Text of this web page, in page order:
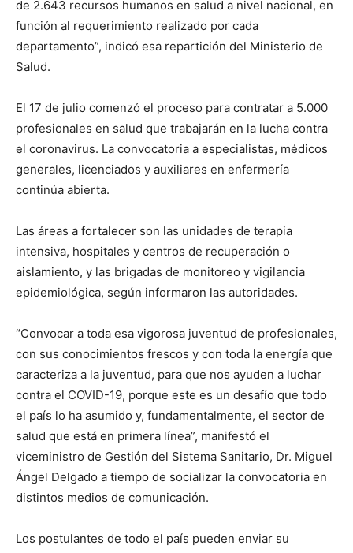
de 2.643 recursos humanos en salud a nivel nacional, en
función al requerimiento realizado por cada
departamento”, indicó esa repartición del Ministerio de
Salud.
El 17 de julio comenzó el proceso para contratar a 5.000
profesionales en salud que trabajarán en la lucha contra
el coronavirus. La convocatoria a especialistas, médicos
generales, licenciados y auxiliares en enfermería
continúa abierta.
Las áreas a fortalecer son las unidades de terapia
intensiva, hospitales y centros de recuperación o
aislamiento, y las brigadas de monitoreo y vigilancia
epidemiológica, según informaron las autoridades.
“Convocar a toda esa vigorosa juventud de profesionales,
con sus conocimientos frescos y con toda la energía que
caracteriza a la juventud, para que nos ayuden a luchar
contra el COVID-19, porque este es un desafío que todo
el país lo ha asumido y, fundamentalmente, el sector de
salud que está en primera línea”, manifestó el
viceministro de Gestión del Sistema Sanitario, Dr. Miguel
Ángel Delgado a tiempo de socializar la convocatoria en
distintos medios de comunicación.
Los postulantes de todo el país pueden enviar su